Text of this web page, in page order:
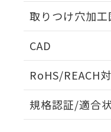
取りつけ穴加工
CAD
RoHS/REACH
EU RoHS 注意事
規格認証/適合